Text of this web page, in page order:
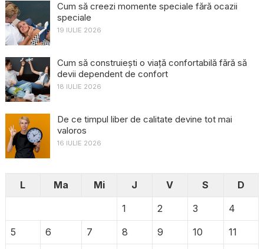
Cum să creezi momente speciale fără ocazii
speciale
19 IULIE 2026
Cum să construiești o viață confortabilă fără să
devii dependent de confort
18 IULIE 2026
De ce timpul liber de calitate devine tot mai
valoros
16 IULIE 2026
L Ma Mi J V S
D
1
2 3
4
5
6 7 8 9 10
11